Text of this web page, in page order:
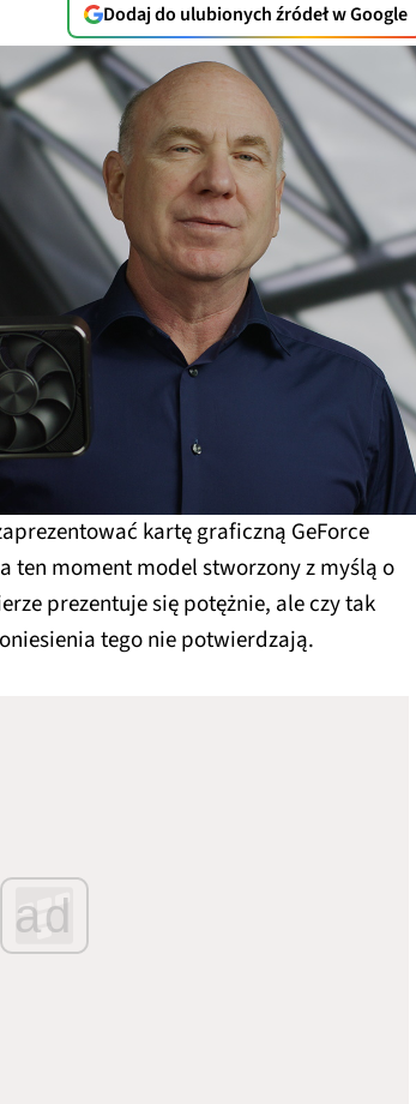
Dodaj do ulubionych źródeł w Google
kartę graficzną GeForce
ten moment model stworzony z myślą o
prezentuje się potężnie, ale czy tak
tego nie potwierdzają.
ad